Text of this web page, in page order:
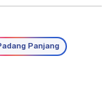
Panjang